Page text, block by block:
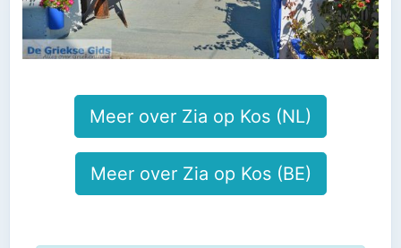
Meer over Zia op Kos (NL)
Meer over Zia op Kos (BE)